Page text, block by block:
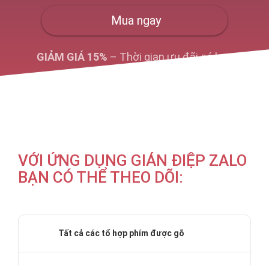
Mua ngay
GIẢM GIÁ 15% – Thời gian ưu đãi có hạn
VỚI ỨNG DỤNG GIÁN ĐIỆP ZALO
BẠN CÓ THỂ THEO DÕI:
Tất cả các tổ hợp phím được gõ